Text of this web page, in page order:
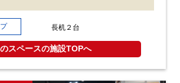
長机２台
スペースの施設TOPへ